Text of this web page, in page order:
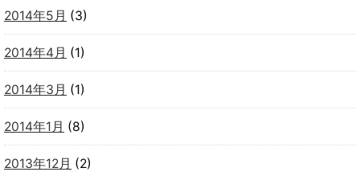
2014年5月 (3)
2014年4月 (1)
2014年3月 (1)
2014年1月 (8)
2013年12月 (2)